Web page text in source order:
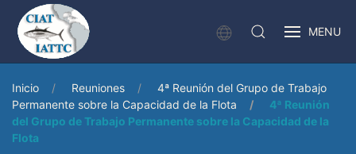
MENU
Inicio Reuniones
4ª Reunión del Grupo de Trabajo
Permanente sobre la Capacidad de la Flota
4ª Reunión
del Grupo de Trabajo Permanente sobre la Capacidad de la
Flota